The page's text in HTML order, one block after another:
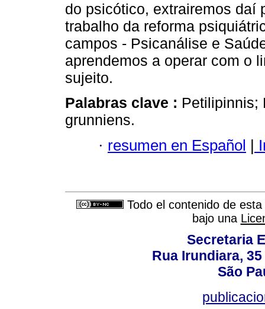
do psicótico, extrairemos daí
trabalho da reforma
campos - Psicanálise e
aprendemos a operar com o
sujeito.
Palabras clave : Petilipinnis;
grunniens.
· resumen en Español |
Todo el contenido de
bajo una
Secretaria
Rua Irundiara,
São